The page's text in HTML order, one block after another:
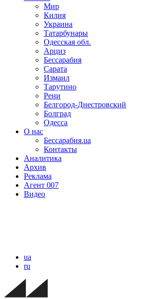
Мир
Килия
Украина
Татарбунары
Одесская обл.
Арциз
Бессарабия
Сарата
Измаил
Тарутино
Рени
Белгород-Днестровский
Болград
Одесса
О нас
Бессарабия.ua
Контакты
Аналитика
Архив
Реклама
Агент 007
Видео
ua
ru